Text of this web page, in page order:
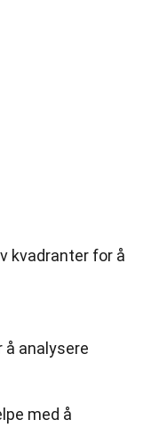
kvadranter for å
å analysere
med å